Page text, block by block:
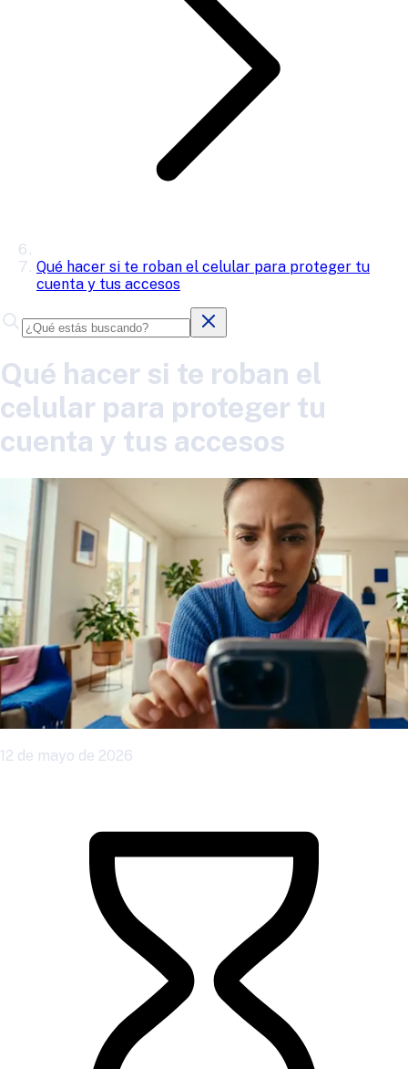
Qué hacer si te roban el celular para proteger tu
cuenta y tus accesos
Qué hacer si te roban el
celular para proteger tu
cuenta y tus accesos
12 de mayo de 2026